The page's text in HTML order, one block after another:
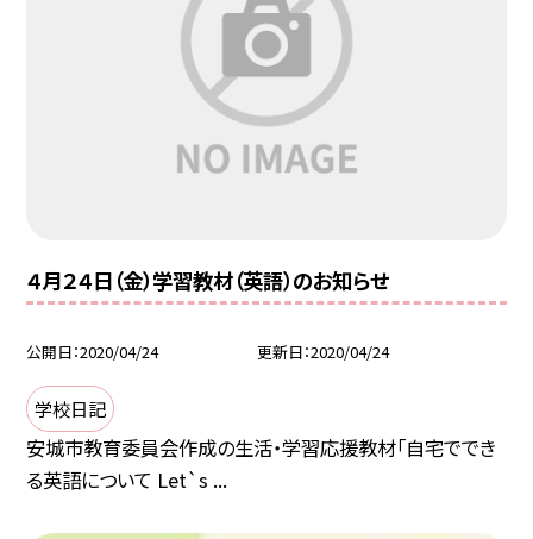
４月２４日（金）学習教材（英語）のお知らせ
公開日 2020/04/24 更新日 2020/04/24
学校日記
安城市教育委員会作成の生活・学習応援教材「自宅ででき
る英語について Let`s ...